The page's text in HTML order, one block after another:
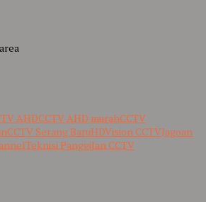
AHDCCTV AHD murahCCTV
CCTV Serang BaruHDVision CCTVJagoan
Teknisi Panggilan CCTV